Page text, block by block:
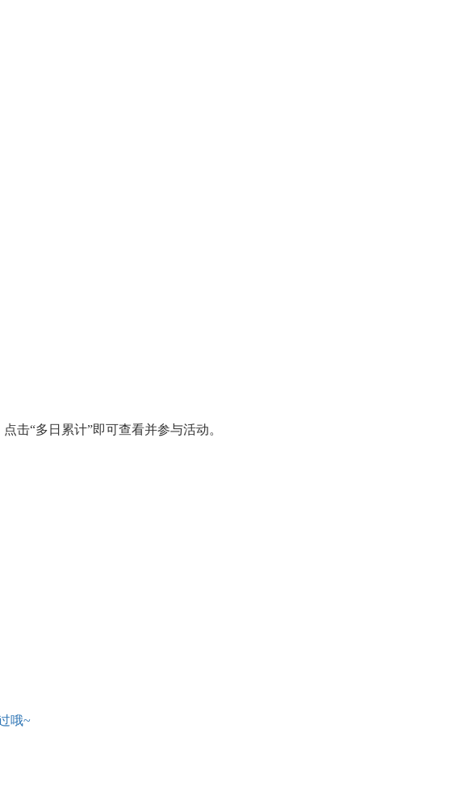
击“多日累计”即可查看并参与活动。
哦~